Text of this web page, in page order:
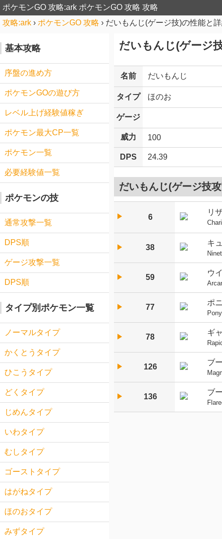
ポケモンGO 攻略:ark ポケモンGO 攻略 攻略
攻略:ark › ポケモンGO 攻略 › だいもんじ(ゲージ技)の性能と
だいもんじ(ゲージ
名前 だいもんじ
タイプ ほのお
ゲージ
威力 100
DPS 24.39
だいもんじ(ゲージ技
▶︎ 6
リ
▶︎ 38
キ
▶︎ 59
ウ
▶︎ 77
ポ
▶︎ 78
ギ
▶︎ 126
ブ
▶︎ 136
ブ
基本攻略
序盤の進め方
ポケモンGOの遊び方
レベル上げ経験値稼ぎ
ポケモン最大CP一覧
ポケモン一覧
必要経験値一覧
ポケモンの技
通常攻撃一覧
DPS順
ゲージ攻撃一覧
DPS順
タイプ別ポケモン一覧
ノーマルタイプ
かくとうタイプ
ひこうタイプ
どくタイプ
じめんタイプ
いわタイプ
むしタイプ
ゴーストタイプ
はがねタイプ
ほのおタイプ
みずタイプ